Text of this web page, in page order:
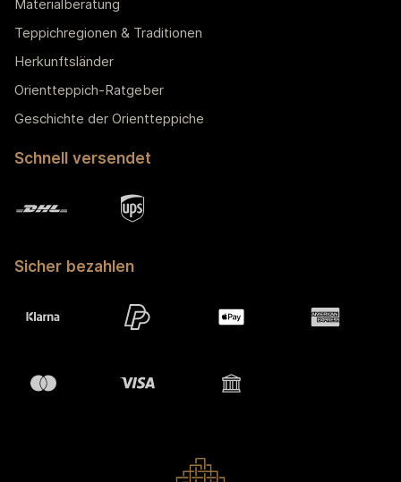
Materialberatung
Teppichregionen & Traditionen
Herkunftsländer
Orientteppich-Ratgeber
Geschichte der Orientteppiche
Schnell versendet
Sicher bezahlen